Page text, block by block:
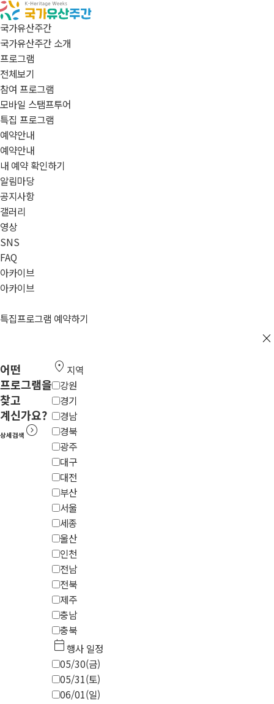
국가유산주간
국가유산주간 소개
프로그램
전체보기
참여 프로그램
모바일 스탬프투어
특집 프로그램
예약안내
예약안내
내 예약 확인하기
알림마당
공지사항
갤러리
영상
SNS
FAQ
아카이브
아카이브
특집프로그램 예약하기
close
어떤
프로그램을
찾고
계신가요?
상세검색 expand_circle_right
location_on 지역
강원
경기
경남
경북
광주
대구
대전
부산
서울
세종
울산
인천
전남
전북
제주
충남
충북
calendar_today행사 일정
05/30(금)
05/31(토)
06/01(일)